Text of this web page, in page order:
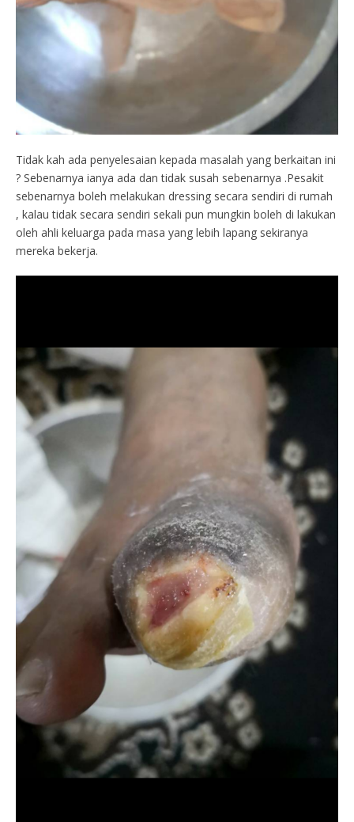
Tidak kah ada penyelesaian kepada masalah yang berkaitan ini
? Sebenarnya ianya ada dan tidak susah sebenarnya .Pesakit
sebenarnya boleh melakukan dressing secara sendiri di rumah
, kalau tidak secara sendiri sekali pun mungkin boleh di lakukan
oleh ahli keluarga pada masa yang lebih lapang sekiranya
mereka bekerja.